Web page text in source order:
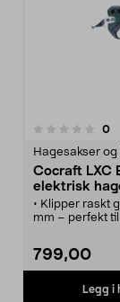
0
Hagesakser
Cocraft LXC
elektrisk
18 V
• Klipper raskt
mm – perfekt
garanti.
• Elektrisk
presise kutt
avtrekkeren.
799,00
Legg i